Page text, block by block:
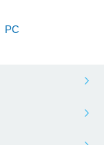
PC